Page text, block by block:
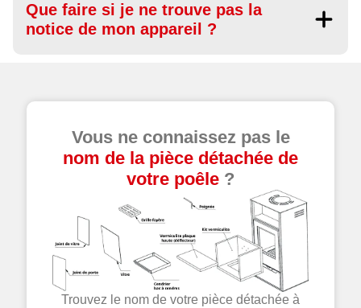
Que faire si je ne trouve pas la
notice de mon appareil ?
Vous ne connaissez pas le
nom de la pièce détachée de
votre poêle ?
Trouvez le nom de votre pièce détachée à